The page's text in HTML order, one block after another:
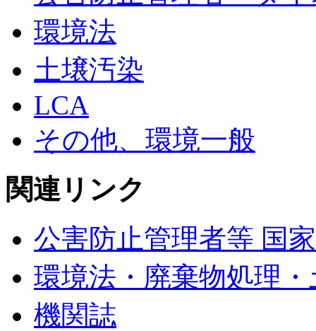
環境法
土壌汚染
LCA
その他、環境一般
関連リンク
公害防止管理者等 国
環境法・廃棄物処理
機関誌